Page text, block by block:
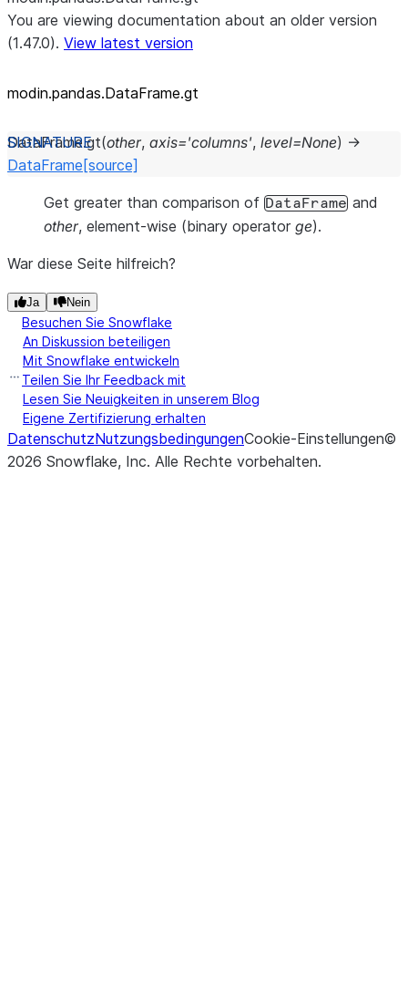
You are viewing documentation about an older version
(1.47.0). View latest version
modin.pandas.DataFrame.gt
DataFrame.gt(other, axis='columns', level=None) →
DataFrame [source]
Get greater than comparison of DataFrame and
other, element-wise (binary operator ge).
War diese Seite hilfreich?
Ja Nein
Besuchen Sie Snowflake
An Diskussion beteiligen
Mit Snowflake entwickeln
Teilen Sie Ihr Feedback mit
Lesen Sie Neuigkeiten in unserem Blog
Eigene Zertifizierung erhalten
DatenschutzNutzungsbedingungenCookie-Einstellungen©
2026 Snowflake, Inc. Alle Rechte vorbehalten.